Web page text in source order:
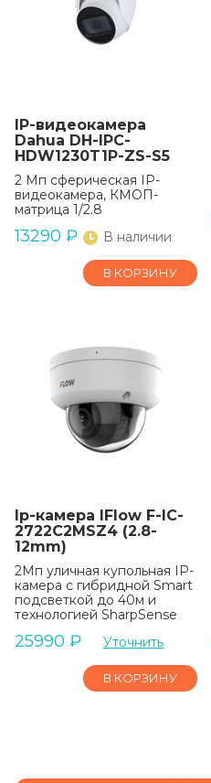
IP-видеокамера
Dahua DH-IPC-
HDW1230T1P-ZS-S5
2 Мп сферическая IP-
видеокамера, КМОП-
матрица 1/2.8
13290 ₽ В наличии
В КОРЗИНУ
Ip-камера IFlow F-IC-
2722C2MSZ4 (2.8-
12mm)
2Мп уличная купольная IP-
камера с гибридной Smart
подсветкой до 40м и
технологией SharpSense
25990 ₽ Уточнить
В КОРЗИНУ